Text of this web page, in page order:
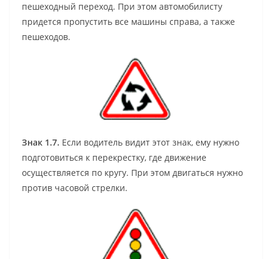
пешеходный переход. При этом автомобилисту
придется пропустить все машины справа, а также
пешеходов.
Знак 1.7. Если водитель видит этот знак, ему нужно
подготовиться к перекрестку, где движение
осуществляется по кругу. При этом двигаться нужно
против часовой стрелки.